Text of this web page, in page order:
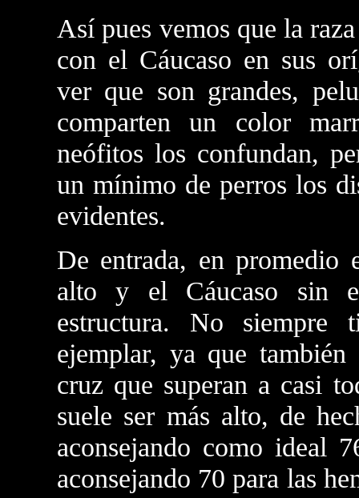
Así pues vemos que la
con el Cáucaso en sus
ver que son grandes,
comparten un color
neófitos los confundan,
un mínimo de perros los
evidentes.
De entrada, en promedio
alto y el Cáucaso sin
estructura. No siempre
ejemplar, ya que
cruz que superan a casi
suele ser más alto, de
aconsejando como ideal
aconsejando 70 para las